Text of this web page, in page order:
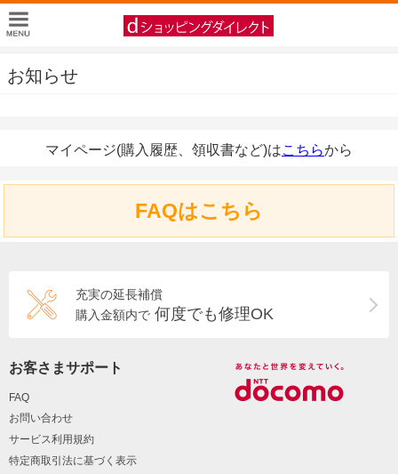
お知らせ
マイページ(購入履歴、領収書など)はこちらから
FAQはこちら
充実の延長補償
購入金額内で 何度でも修理OK
お客さまサポート
FAQ
お問い合わせ
サービス利用規約
特定商取引法に基づく表示